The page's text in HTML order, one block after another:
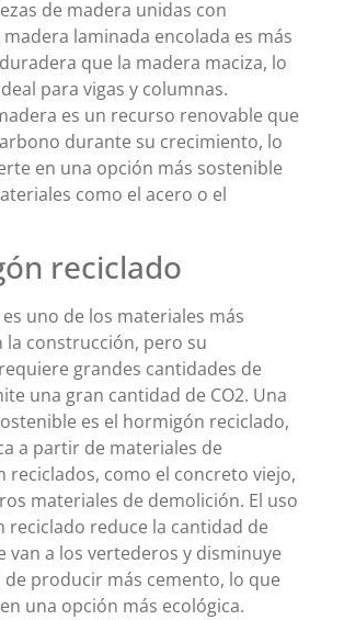
de madera unidas con
madera laminada encolada es más
que la madera maciza, lo
para vigas y columnas.
es un recurso renovable que
durante su crecimiento, lo
en una opción más sostenible
como el acero o el
reciclado
uno de los materiales más
la construcción, pero su
grandes cantidades de
una gran cantidad de CO2. Una
es el hormigón reciclado,
a partir de materiales de
reciclados, como el concreto viejo,
materiales de demolición. El uso
reciclado reduce la cantidad de
van a los vertederos y disminuye
de producir más cemento, lo que
una opción más ecológica.